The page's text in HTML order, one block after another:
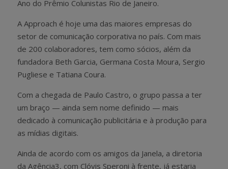
Ano do Prêmio Colunistas Rio de Janeiro.
A Approach é hoje uma das maiores empresas do
setor de comunicação corporativa no país. Com mais
de 200 colaboradores, tem como sócios, além da
fundadora Beth Garcia, Germana Costa Moura, Sergio
Pugliese e Tatiana Coura.
Com a chegada de Paulo Castro, o grupo passa a ter
um braço — ainda sem nome definido — mais
dedicado à comunicação publicitária e à produção para
as mídias digitais.
Ainda de acordo com os amigos da Janela, a diretoria
da Agência3, com Clóvis Speroni à frente, já estaria